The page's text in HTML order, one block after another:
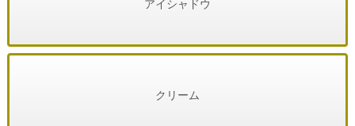
アイシャドウ
クリーム